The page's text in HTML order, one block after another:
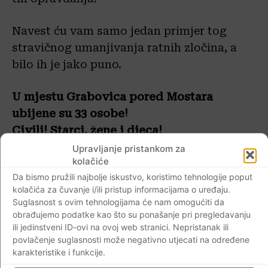
Upravljanje pristankom za
kolačiće
Da bismo pružili najbolje iskustvo, koristimo tehnologije poput
kolačića za čuvanje i/ili pristup informacijama o uređaju.
Suglasnost s ovim tehnologijama će nam omogućiti da
obrađujemo podatke kao što su ponašanje pri pregledavanju
ili jedinstveni ID-ovi na ovoj web stranici. Nepristanak ili
povlačenje suglasnosti može negativno utjecati na određene
karakteristike i funkcije.
Navest ću vam samo jedan primjer tog
stravičnog umanjivanja ratnih zločina, a
bilo ih je jako puno.
U mjestu Grabovica pored Mostara
ubijene su 33 osobe!
Civili! Starci, žene i djeca!
Pokolj u Grabovici
je bio teški ratni zločin
kojeg su počinili pripadniciArmije BiH
(postrojbe “Crni labudovi”), kada su na
okrutan način ubili 33 civila Hrvata. Za 19
civila se još traga.
-Počinjen je 7., 8. i 9. rujna 1993., u selu